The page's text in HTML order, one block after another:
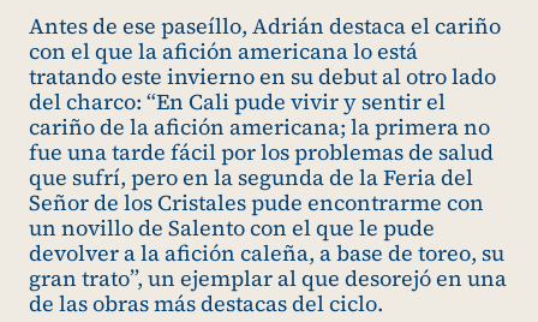
Antes de ese paseíllo, Adrián destaca el cariño
con el que la afición americana lo está
tratando este invierno en su debut al otro lado
del charco: “En Cali pude vivir y sentir el
cariño de la afición americana; la primera no
fue una tarde fácil por los problemas de salud
que sufrí, pero en la segunda de la Feria del
Señor de los Cristales pude encontrarme con
un novillo de Salento con el que le pude
devolver a la afición caleña, a base de toreo, su
gran trato”, un ejemplar al que desorejó en una
de las obras más destacas del ciclo.